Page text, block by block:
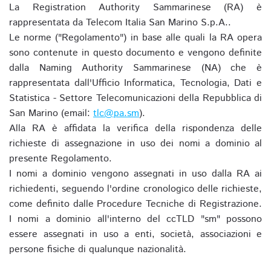
La Registration Authority Sammarinese (RA) è
rappresentata da Telecom Italia San Marino S.p.A..
Le norme ("Regolamento") in base alle quali la RA opera
sono contenute in questo documento e vengono definite
dalla Naming Authority Sammarinese (NA) che è
rappresentata dall'Ufficio Informatica, Tecnologia, Dati e
Statistica - Settore Telecomunicazioni della Repubblica di
San Marino (email: tlc@pa.sm).
Alla RA è affidata la verifica della rispondenza delle
richieste di assegnazione in uso dei nomi a dominio al
presente Regolamento.
I nomi a dominio vengono assegnati in uso dalla RA ai
richiedenti, seguendo l'ordine cronologico delle richieste,
come definito dalle Procedure Tecniche di Registrazione.
I nomi a dominio all'interno del ccTLD "sm" possono
essere assegnati in uso a enti, società, associazioni e
persone fisiche di qualunque nazionalità.